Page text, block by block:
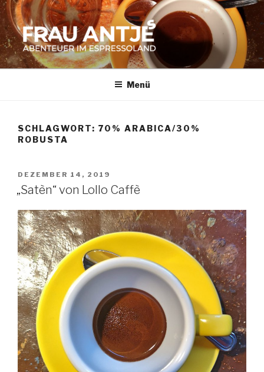
Zum
Inhalt
springen
FRAU ANTJES
Abenteuer im Espresso-Land
Menü
SCHLAGWORT: 70% ARABICA/30%
ROBUSTA
VERÖFFENTLICHT
AM
DEZEMBER 14, 2019
„Satèn“ von Lollo Caffè